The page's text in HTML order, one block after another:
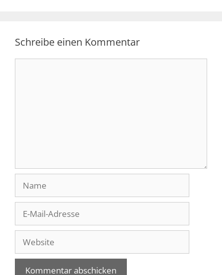
Schreibe einen Kommentar
Mail-
Adresse
Website